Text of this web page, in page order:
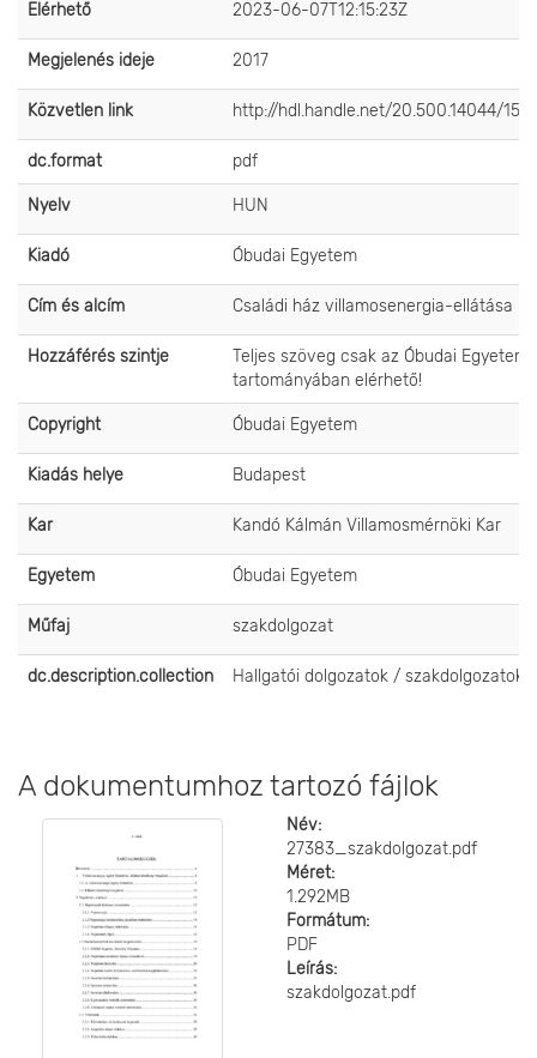
Elérhető 2023-06-07T12:15:23Z
Megjelenés ideje 2017
Közvetlen link http://hdl.handle.net/20.500.14044/
dc.format pdf
Nyelv HUN
Kiadó Óbudai Egyetem
Cím és alcím Családi ház villamosenergia-ellátása
Hozzáférés szintje
Teljes szöveg csak az Óbudai Egyetem
tartományában elérhető!
Copyright Óbudai Egyetem
Kiadás helye Budapest
Kar Kandó Kálmán Villamosmérnöki Kar
Egyetem Óbudai Egyetem
Műfaj szakdolgozat
dc.description.collection Hallgatói dolgozatok / szakdolgozatok
A dokumentumhoz tartozó fájlok
Név:
27383_szakdolgozat.pdf
Méret:
1.292MB
Formátum:
PDF
Leírás:
szakdolgozat.pdf